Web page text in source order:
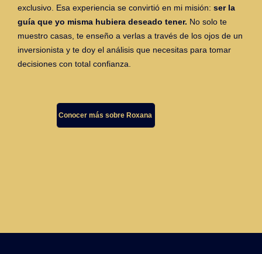
exclusivo. Esa experiencia se convirtió en mi misión: ser la
guía que yo misma hubiera deseado tener. No solo te
muestro casas, te enseño a verlas a través de los ojos de un
inversionista y te doy el análisis que necesitas para tomar
decisiones con total confianza.
Conocer más sobre Roxana